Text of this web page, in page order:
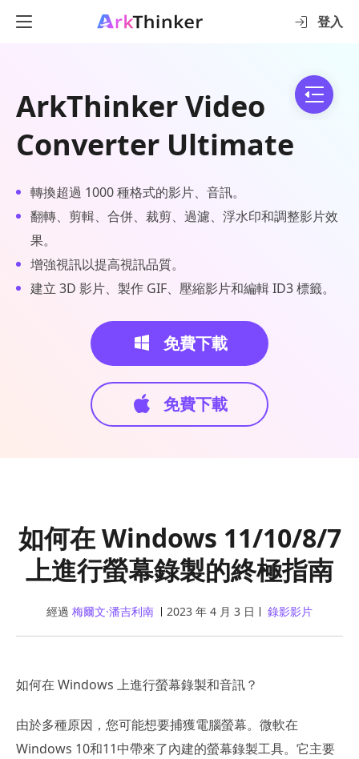
登入
ArkThinker Video
Converter Ultimate
轉換超過 1000 種格式的影片、音訊。
翻轉、剪輯、合併、裁剪、過濾、浮水印和調整影片效
果。
增強視訊以提高視訊品質。
建立 3D 影片、製作 GIF、壓縮影片和編輯 ID3 標籤。
免費下載
免費下載
如何在 Windows 11/10/8/7
上進行螢幕錄製的終極指南
經過 梅爾文·潘吉利南 2023 年 4 月 3 日 錄影影片
如何在 Windows 上進行螢幕錄製和音訊？
由於多種原因，您可能想要捕獲電腦螢幕。微軟在
Windows 10和11中帶來了內建的螢幕錄製工具。它主要